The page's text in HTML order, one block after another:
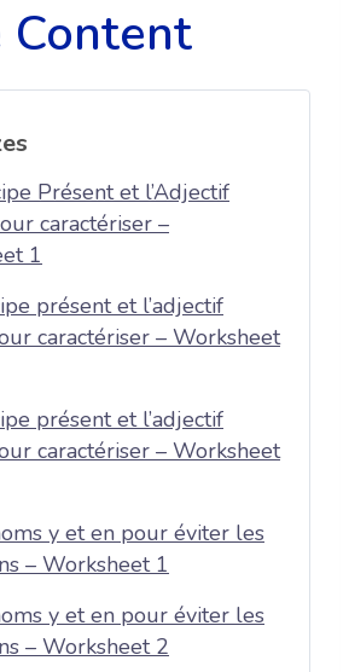
Content
Présent et l’Adjectif
caractériser –
1
présent et l’adjectif
caractériser – Worksheet
présent et l’adjectif
caractériser – Worksheet
y et en pour éviter les
– Worksheet 1
y et en pour éviter les
– Worksheet 2